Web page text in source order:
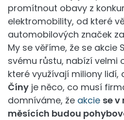
promítnout obavy z
elektromobility, od které
automobilových značek
My se věříme, že se akcie
svému růstu, nabízí velmi
které využívají miliony lidí,
Číny je něco, co musí
domníváme, že akcie se
měsících budou